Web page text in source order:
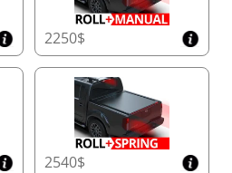
2250$
2540$